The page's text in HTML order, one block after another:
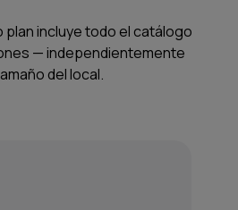
plan incluye todo el catálogo
— independientemente
del local.